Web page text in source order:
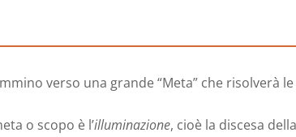
verso una grande “Meta” che risolverà
o scopo è l’illuminazione, cioè la discesa